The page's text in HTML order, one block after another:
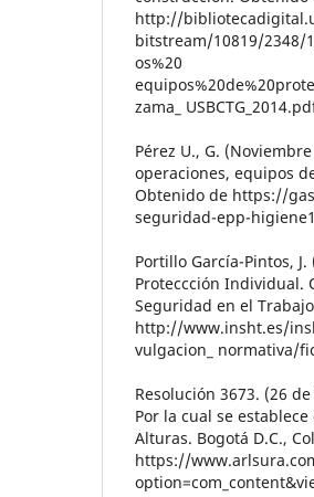
http://
bitstream/10819/2348/
os%20
zama_
Pérez U., G.
operaciones, equipos
Obtenido de https://
seguridad-epp-
Portillo García-Pintos,
Proteccción Individual.
Seguridad en el
http://www.insht.es/
vulgacion_ normativa/
Resolución 3673. (26
Por la cual se
Alturas. Bogotá D.C.,
https://